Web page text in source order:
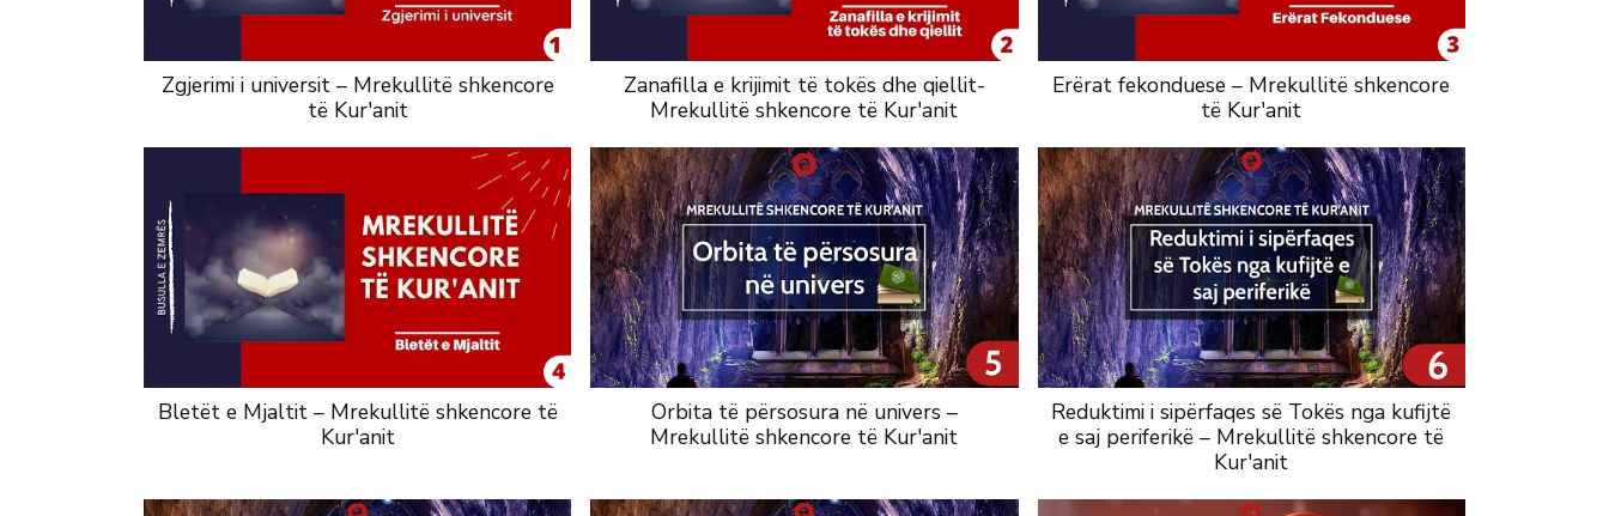
Zgjerimi i universit – Mrekullitë shkencore
të Kur'anit
Zanafilla e krijimit të tokës dhe qiellit-
Mrekullitë shkencore të Kur'anit
Erërat fekonduese – Mrekullitë shkencore
të Kur'anit
Bletët e Mjaltit – Mrekullitë shkencore të
Kur'anit
Orbita të përsosura në univers –
Mrekullitë shkencore të Kur'anit
Reduktimi i sipërfaqes së Tokës nga kufijtë
e saj periferikë – Mrekullitë shkencore të
Kur'anit